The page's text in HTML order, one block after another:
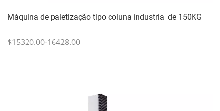
Máquina de paletização tipo coluna industrial de 150KG
$15320.00-16428.00